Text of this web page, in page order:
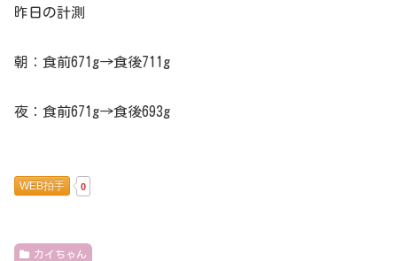
昨日の計測
朝：食前671g→食後711g
夜：食前671g→食後693g
WEB拍手 0
カイちゃん